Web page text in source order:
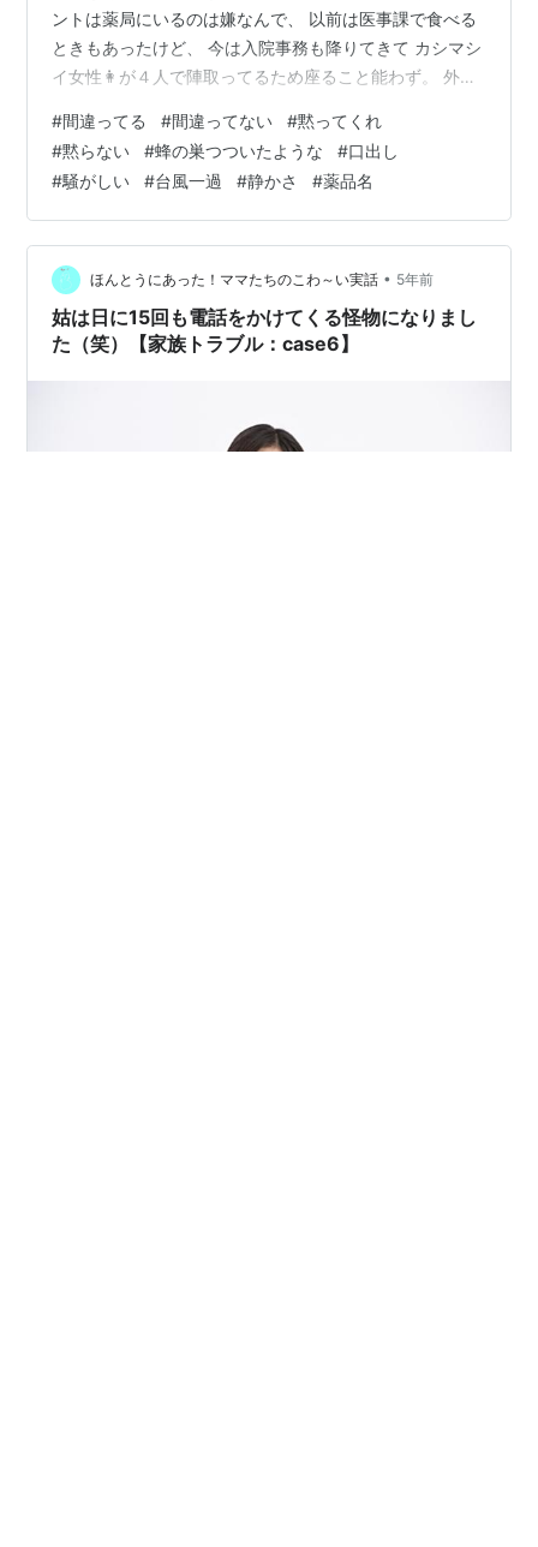
ントは薬局にいるのは嫌なんで、 以前は医事課で食べる
ときもあったけど、 今は入院事務も降りてきて カシマシ
イ女性👩が４人で陣取ってるため座ること能わず。 外が
出たくなかったです(×_×)とりあえず近くのセブンイレブ
ンで クレジットカードでパンなど買って、薬局で壁向い
て食べました。 しかしながら、今日のYさんに何があっ
た 朝からせわしいこといつもの２倍 あの、間違わないで
下さいね元が２倍速Yさんなんで、 ２×２=４倍速です あ
っち…
#間違ってる #間違ってない #黙ってくれ
#黙らない #蜂の巣つついたような #口出し
#騒がしい #台風一過 #静かさ #薬品名
ほんとうにあった！ママたちのこわ～い実話 • 5年前
姑は日に15回も電話をかけてくる怪物になりまし
た（笑）【家族トラブル：case6】